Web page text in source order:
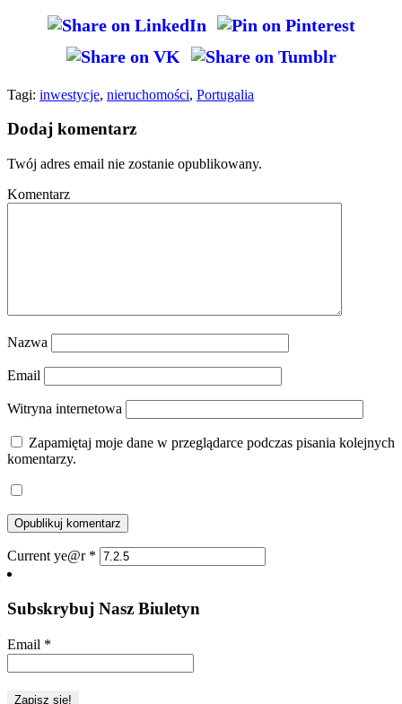
Tagi: inwestycje, nieruchomości, Portugalia
Dodaj komentarz
Twój adres email nie zostanie opublikowany.
Komentarz
Nazwa
Email
Witryna internetowa
Zapamiętaj moje dane w przeglądarce podczas pisania kolejnych
komentarzy.
Current ye@r *
Subskrybuj Nasz Biuletyn
Email *